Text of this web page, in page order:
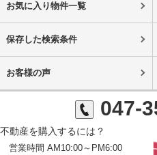
お気に入り物件一覧
保存した検索条件
お客様の声
047-
不動産を購入するには？
営業時間 AM10:00～PM6:00